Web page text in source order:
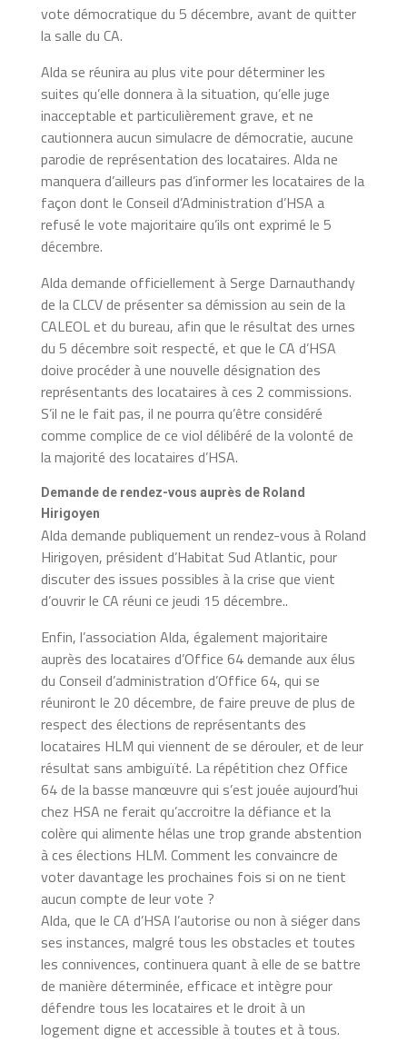
vote démocratique du 5 décembre, avant de quitter
la salle du CA.
Alda se réunira au plus vite pour déterminer les
suites qu’elle donnera à la situation, qu’elle juge
inacceptable et particulièrement grave, et ne
cautionnera aucun simulacre de démocratie, aucune
parodie de représentation des locataires. Alda ne
manquera d’ailleurs pas d’informer les locataires de la
façon dont le Conseil d’Administration d’HSA a
refusé le vote majoritaire qu’ils ont exprimé le 5
décembre.
Alda demande officiellement à Serge Darnauthandy
de la CLCV de présenter sa démission au sein de la
CALEOL et du bureau, afin que le résultat des urnes
du 5 décembre soit respecté, et que le CA d’HSA
doive procéder à une nouvelle désignation des
représentants des locataires à ces 2 commissions.
S’il ne le fait pas, il ne pourra qu’être considéré
comme complice de ce viol délibéré de la volonté de
la majorité des locataires d’HSA.
Demande de rendez-vous auprès de Roland
Hirigoyen
Alda demande publiquement un rendez-vous à Roland
Hirigoyen, président d’Habitat Sud Atlantic, pour
discuter des issues possibles à la crise que vient
d’ouvrir le CA réuni ce jeudi 15 décembre..
Enfin, l’association Alda, également majoritaire
auprès des locataires d’Office 64 demande aux élus
du Conseil d’administration d’Office 64, qui se
réuniront le 20 décembre, de faire preuve de plus de
respect des élections de représentants des
locataires HLM qui viennent de se dérouler, et de leur
résultat sans ambiguïté. La répétition chez Office
64 de la basse manœuvre qui s’est jouée aujourd’hui
chez HSA ne ferait qu’accroitre la défiance et la
colère qui alimente hélas une trop grande abstention
à ces élections HLM. Comment les convaincre de
voter davantage les prochaines fois si on ne tient
aucun compte de leur vote ?
Alda, que le CA d’HSA l’autorise ou non à siéger dans
ses instances, malgré tous les obstacles et toutes
les connivences, continuera quant à elle de se battre
de manière déterminée, efficace et intègre pour
défendre tous les locataires et le droit à un
logement digne et accessible à toutes et à tous.